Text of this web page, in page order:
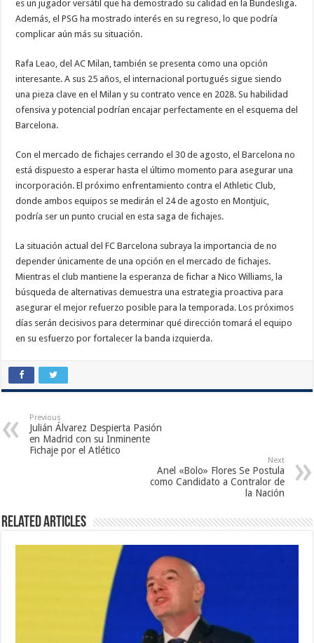
es un jugador versátil que ha demostrado su calidad en la Bundesliga.
Además, el PSG ha mostrado interés en su regreso, lo que podría
complicar aún más su situación.
Rafa Leao, del AC Milan, también se presenta como una opción
interesante. A sus 25 años, el internacional portugués sigue siendo
una pieza clave en el Milan y su contrato vence en 2028. Su habilidad
ofensiva y potencial podrían encajar perfectamente en el esquema del
Barcelona.
Con el mercado de fichajes cerrando el 30 de agosto, el Barcelona no
está dispuesto a esperar hasta el último momento para asegurar una
incorporación. El próximo enfrentamiento contra el Athletic Club,
donde ambos equipos se medirán el 24 de agosto en Montjuïc,
podría ser un punto crucial en esta saga de fichajes.
La situación actual del FC Barcelona subraya la importancia de no
depender únicamente de una opción en el mercado de fichajes.
Mientras el club mantiene la esperanza de fichar a Nico Williams, la
búsqueda de alternativas demuestra una estrategia proactiva para
asegurar el mejor refuerzo posible para la temporada. Los próximos
días serán decisivos para determinar qué dirección tomará el equipo
en su esfuerzo por fortalecer la banda izquierda.
Previous
Julián Álvarez Despierta Pasión
en Madrid con su Inminente
Fichaje por el Atlético
Next
Anel «Bolo» Flores Se Postula
como Candidato a Contralor de
la Nación
Related Articles